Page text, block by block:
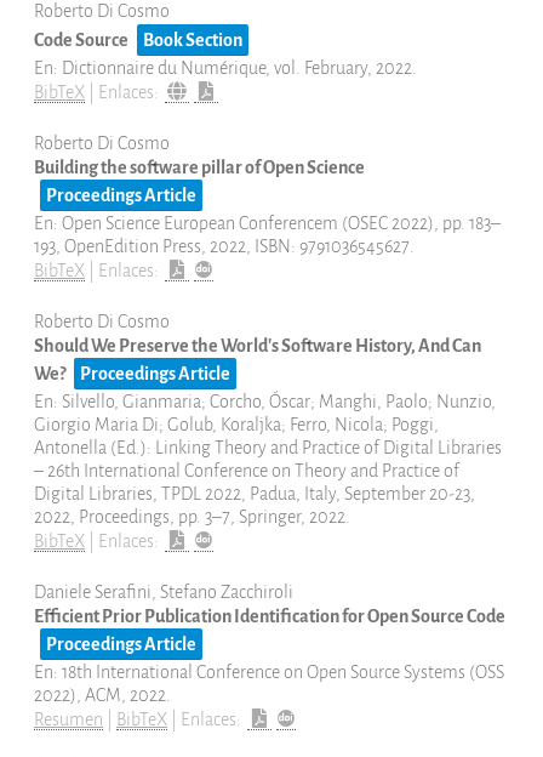
Roberto Di Cosmo
Code Source
Book Section
En: Dictionnaire du Numérique, vol. February, 2022.
BibTeX
Enlaces:
Roberto Di Cosmo
Building the software pillar of Open Science
Proceedings Article
En: Open Science European Conferencem (OSEC 2022), pp. 183–
193, OpenEdition Press, 2022, ISBN: 9791036545627.
BibTeX
Enlaces:
Roberto Di Cosmo
Should We Preserve the World's Software History, And Can
We?
Proceedings Article
En: Silvello, Gianmaria; Corcho, Óscar; Manghi, Paolo; Nunzio,
Giorgio Maria Di; Golub, Koraljka; Ferro, Nicola; Poggi,
Antonella (Ed.): Linking Theory and Practice of Digital Libraries
– 26th International Conference on Theory and Practice of
Digital Libraries, TPDL 2022, Padua, Italy, September 20-23,
2022, Proceedings, pp. 3–7, Springer, 2022.
BibTeX
Enlaces:
Daniele Serafini, Stefano Zacchiroli
Efficient Prior Publication Identification for Open Source Code
Proceedings Article
En: 18th International Conference on Open Source Systems (OSS
2022), ACM, 2022.
Resumen
BibTeX Enlaces: